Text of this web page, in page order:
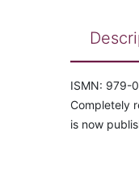
ISMN: 979-
Completely
is now